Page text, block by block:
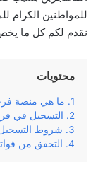
للمواطنين الكرام
نقدم لكم كل ما
محتويات
ما هي منصة
التسجيل في
شروط
التحقق من